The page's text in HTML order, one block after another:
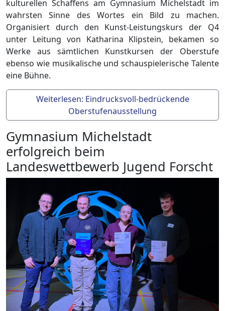
kulturellen Schaffens am Gymnasium Michelstadt im
wahrsten Sinne des Wortes ein Bild zu machen.
Organisiert durch den Kunst-Leistungskurs der Q4
unter Leitung von Katharina Klipstein, bekamen so
Werke aus sämtlichen Kunstkursen der Oberstufe
ebenso wie musikalische und schauspielerische Talente
eine Bühne.
Weiterlesen: Eindrucksvoll-bedrückende
Oberstufenausstellung
Gymnasium Michelstadt
erfolgreich beim
Landeswettbewerb Jugend Forscht